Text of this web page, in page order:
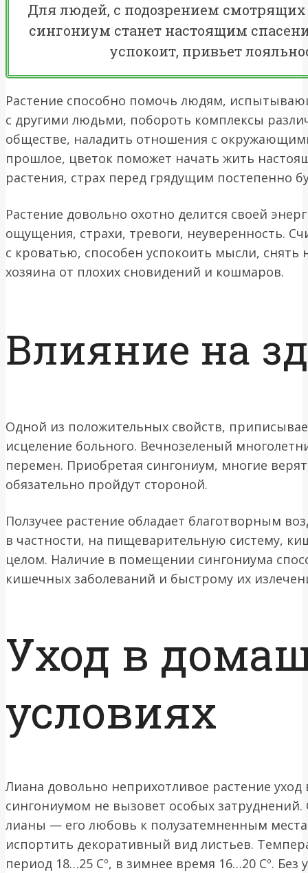
Для людей, с подозрением смотрящих
сингониум станет настоящим
успокоит, привьет
Растение способно помочь людям,
с другими людьми, побороть комплексы
обществе, наладить отношения с
прошлое, цветок поможет начать жить
растения, страх перед грядущим постепенно
Растение довольно охотно делится своей
ощущения, страхи, тревоги, неуверенность.
с кроватью, способен успокоить мысли, снять
хозяина от плохих сновидений и кошмаров.
Влияние на
Одной из положительных свойств,
исцеление больного. Вечнозеленый
перемен. Приобретая сингониум, многие
обязательно пройдут стороной.
Ползучее растение обладает благотворным
в частности, на пищеварительную систему,
целом. Наличие в помещении сингониума
кишечных заболеваний и быстрому их
Уход в
условиях
Лиана довольно неприхотливое растение
сингониумом не вызовет особых
лианы — его любовь к полузатемненным
испортить декоративный вид листьев.
период 18…25 Сº, в зимнее время 16…20 Сº. Без